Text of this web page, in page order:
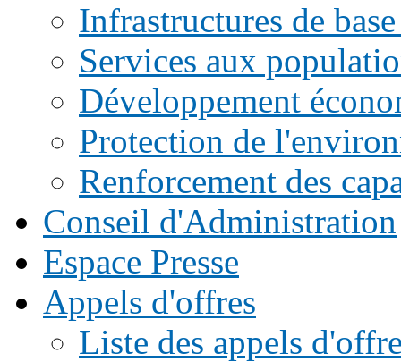
Infrastructures de
Services aux
Développement
Protection de
Renforcement des
Conseil d'Administration
Espace Presse
Appels d'offres
Liste des appels